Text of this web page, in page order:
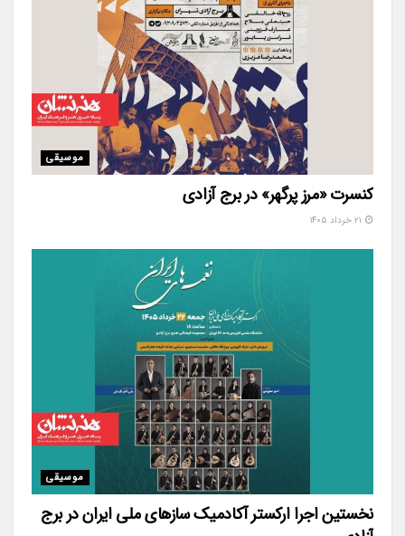
موسیقی
کنسرت «مرز پرگهر» در برج آزادی
موسیقی
نخستین اجرا ارکستر آکادمیک سازهای ملی ایران در برج